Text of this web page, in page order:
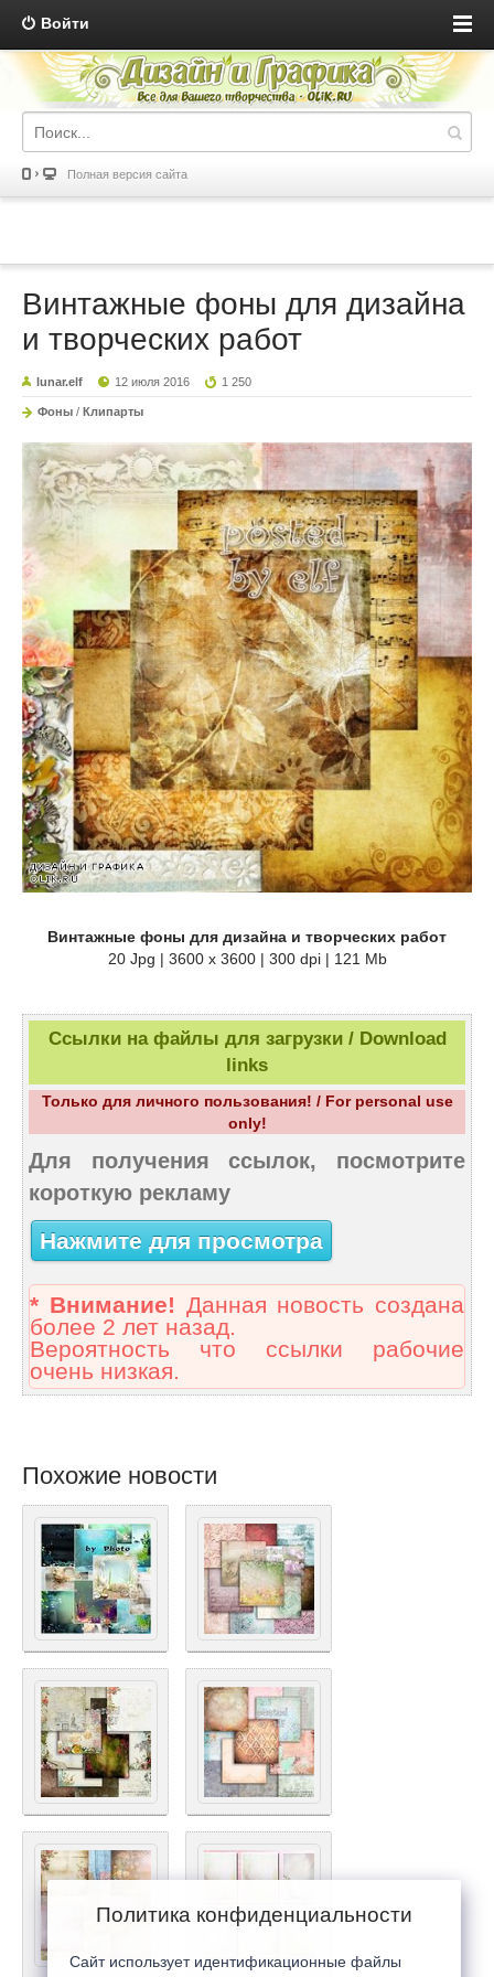
Войти
Полная версия сайта
Винтажные фоны для дизайна
и творческих работ
lunar.elf 12 июля 2016 1 250
Фоны / Клипарты
Винтажные фоны для дизайна и творческих работ
20 Jpg | 3600 x 3600 | 300 dpi | 121 Mb
Ссылки на файлы для загрузки / Download
links
Только для личного пользования! / For personal use
only!
Для получения ссылок, посмотрите
короткую рекламу
Нажмите для просмотра
* Внимание! Данная новость создана
более 2 лет назад.
Вероятность что ссылки рабочие
очень низкая.
Похожие новости
Политика конфиденциальности
Сайт использует идентификационные файлы